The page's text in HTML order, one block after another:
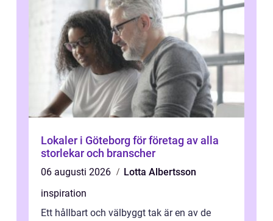
Lokaler i Göteborg för företag av alla
storlekar och branscher
06 augusti 2026
Lotta Albertsson
inspiration
Ett hållbart och välbyggt tak är en av de